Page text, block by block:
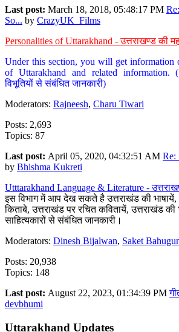
Last post: March 18, 2018, 05:48:17 PM
So... by CrazyUK_Films
Personalities of Uttarakhand - उत्तराखण्ड की
Under this section, you will get information
of Uttarakhand and related information. (
विभूतियों से संबंधित जानकारी)
Moderators: Rajneesh, Charu Tiwari
Posts: 2,693
Topics: 87
Last post: April 05, 2020, 04:32:51 AM Re:
by Bhishma Kukreti
Utttarakhand Language & Literature -
इस विभाग में आप देख सकते है उत्तराखंड की भाषायें,
किताबे, उत्तराखंड पर रचित कवितायें, उत्तराखंड
साहित्यकारों से संबंधित जानकारी।
Moderators: Dinesh Bijalwan, Saket
Posts: 20,938
Topics: 148
Last post: August 22, 2023, 01:34:39 PM
devbhumi
Uttarakhand Updates